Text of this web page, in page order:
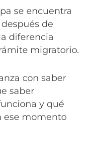
se encuentra
de
diferencia
migratorio.
con saber
saber
y qué
ese momento